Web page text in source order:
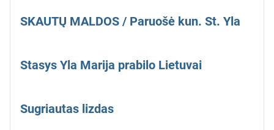
SKAUTŲ MALDOS / Paruošė kun. St. Yla
Stasys Yla Marija prabilo Lietuvai
Sugriautas lizdas